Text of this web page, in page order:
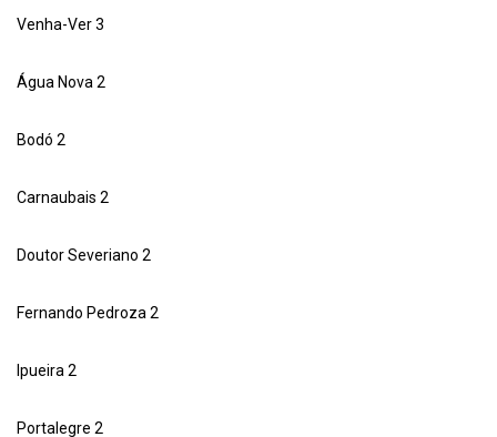
Venha-Ver 3
Água Nova 2
Bodó 2
Carnaubais 2
Doutor Severiano 2
Fernando Pedroza 2
Ipueira 2
Portalegre 2